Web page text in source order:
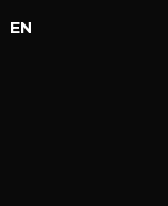
EN